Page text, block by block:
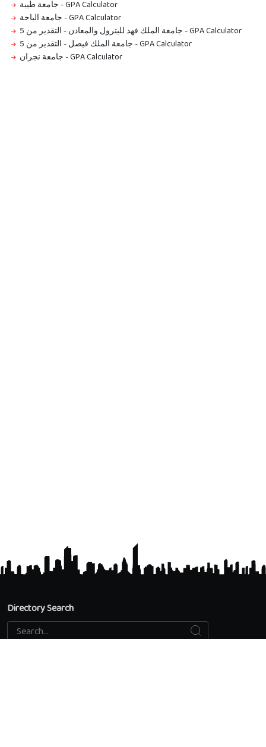
جامعة طيبة-GPA Calculator
جامعة الباحة-GPA Calculator
جامعة الملك فهد للبترول والمعادن - التقدير من 5-GPA Calculator
جامعة الملك فيصل - التقدير من 5-GPA Calculator
جامعة نجران-GPA Calculator
Directory Search
Search...